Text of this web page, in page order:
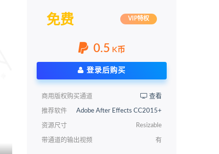
免费 VIP特权
0.5 K币
登录后购买
商用版权购买通道 查看
推荐软件 Adobe After Effects CC2015+
资源尺寸 Resizable
带通道的输出视频 有